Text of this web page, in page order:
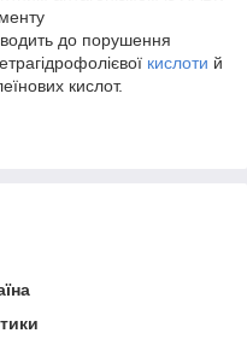
до порушення
кислоти й
кислот.